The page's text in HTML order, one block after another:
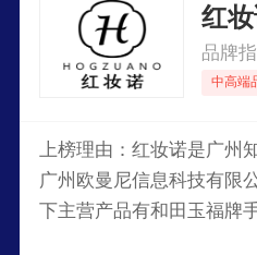
红
品牌
中高端
上榜理由：红妆诺是广州
广州欧曼尼信息科技有限
下主营产品有和田玉福牌